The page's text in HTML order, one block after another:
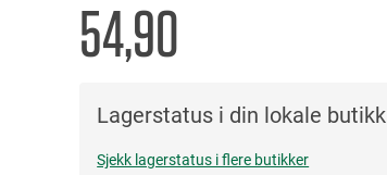
54,90
Lagerstatus i din lokale butikk
Sjekk lagerstatus i flere butikker